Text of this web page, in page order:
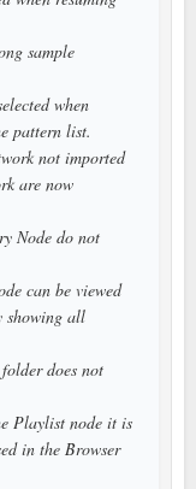
sample
when
pattern list.
not imported
are now
Node do not
can be viewed
showing all
does not
Playlist node it is
in the Browser